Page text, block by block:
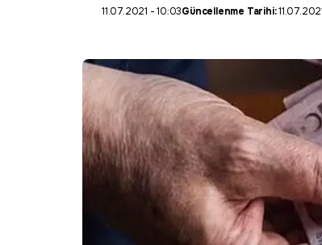
11.07.2021 - 10:03Güncellenme Tarihi: